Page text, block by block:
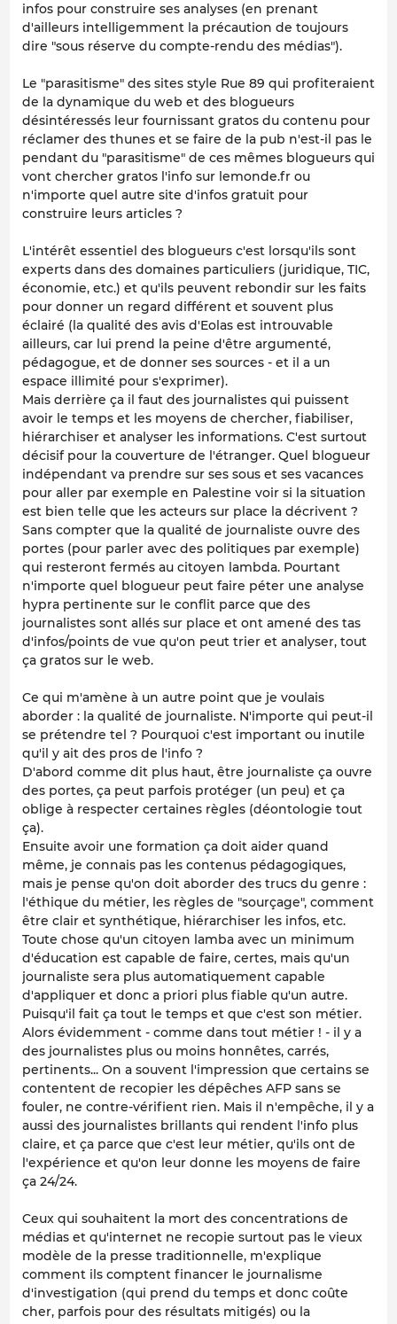
infos pour construire ses analyses (en prenant
d'ailleurs intelligemment la précaution de toujours
dire "sous réserve du compte-rendu des médias").
Le "parasitisme" des sites style Rue 89 qui profiteraient
de la dynamique du web et des blogueurs
désintéressés leur fournissant gratos du contenu pour
réclamer des thunes et se faire de la pub n'est-il pas le
pendant du "parasitisme" de ces mêmes blogueurs qui
vont chercher gratos l'info sur lemonde.fr ou
n'importe quel autre site d'infos gratuit pour
construire leurs articles ?
L'intérêt essentiel des blogueurs c'est lorsqu'ils sont
experts dans des domaines particuliers (juridique, TIC,
économie, etc.) et qu'ils peuvent rebondir sur les faits
pour donner un regard différent et souvent plus
éclairé (la qualité des avis d'Eolas est introuvable
ailleurs, car lui prend la peine d'être argumenté,
pédagogue, et de donner ses sources - et il a un
espace illimité pour s'exprimer).
Mais derrière ça il faut des journalistes qui puissent
avoir le temps et les moyens de chercher, fiabiliser,
hiérarchiser et analyser les informations. C'est surtout
décisif pour la couverture de l'étranger. Quel blogueur
indépendant va prendre sur ses sous et ses vacances
pour aller par exemple en Palestine voir si la situation
est bien telle que les acteurs sur place la décrivent ?
Sans compter que la qualité de journaliste ouvre des
portes (pour parler avec des politiques par exemple)
qui resteront fermés au citoyen lambda. Pourtant
n'importe quel blogueur peut faire péter une analyse
hypra pertinente sur le conflit parce que des
journalistes sont allés sur place et ont amené des tas
d'infos/points de vue qu'on peut trier et analyser, tout
ça gratos sur le web.
Ce qui m'amène à un autre point que je voulais
aborder : la qualité de journaliste. N'importe qui peut-il
se prétendre tel ? Pourquoi c'est important ou inutile
qu'il y ait des pros de l'info ?
D'abord comme dit plus haut, être journaliste ça ouvre
des portes, ça peut parfois protéger (un peu) et ça
oblige à respecter certaines règles (déontologie tout
ça).
Ensuite avoir une formation ça doit aider quand
même, je connais pas les contenus pédagogiques,
mais je pense qu'on doit aborder des trucs du genre :
l'éthique du métier, les règles de "sourçage", comment
être clair et synthétique, hiérarchiser les infos, etc.
Toute chose qu'un citoyen lamba avec un minimum
d'éducation est capable de faire, certes, mais qu'un
journaliste sera plus automatiquement capable
d'appliquer et donc a priori plus fiable qu'un autre.
Puisqu'il fait ça tout le temps et que c'est son métier.
Alors évidemment - comme dans tout métier ! - il y a
des journalistes plus ou moins honnêtes, carrés,
pertinents... On a souvent l'impression que certains se
contentent de recopier les dépêches AFP sans se
fouler, ne contre-vérifient rien. Mais il n'empêche, il y a
aussi des journalistes brillants qui rendent l'info plus
claire, et ça parce que c'est leur métier, qu'ils ont de
l'expérience et qu'on leur donne les moyens de faire
ça 24/24.
Ceux qui souhaitent la mort des concentrations de
médias et qu'internet ne recopie surtout pas le vieux
modèle de la presse traditionnelle, m'explique
comment ils comptent financer le journalisme
d'investigation (qui prend du temps et donc coûte
cher, parfois pour des résultats mitigés) ou la